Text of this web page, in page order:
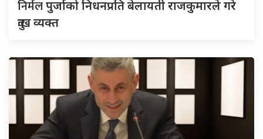
निर्मलपुर्जाको निधनप्रति बेलायती राजकुमारले गरे
दुःख व्यक्त